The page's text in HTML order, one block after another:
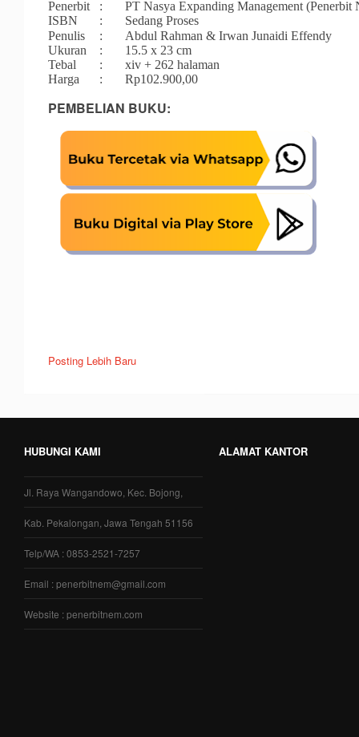
Penerbit
:
PT Nasya Expanding Management (Penerbit
ISBN
:
Sedang Proses
Penulis
:
Abdul Rahman & Irwan Junaidi Effendy
Ukuran
:
15.5 x 23 cm
Tebal
:
	xiv
+ 262 halaman
Harga
: Rp102.900,00
PEMBELIAN BUKU:
Posting Lebih Baru
HUBUNGI KAMI
Jl. Raya Wangandowo, Kec. Bojong,
Kab. Pekalongan, Jawa Tengah 51156
Telp/WA : 0853-2521-7257
Email : penerbitnem@gmail.com
Website : penerbitnem.com
ALAMAT KANTOR